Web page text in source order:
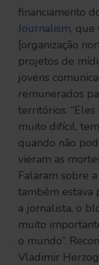
financiamento
Journalism, que
[organização
projetos de
jovens
remunerados
territórios.
muito difícil,
quando não
vieram as
Falaram sobre
também estava
a jornalista, o
muito
o mundo”.
Vladimir